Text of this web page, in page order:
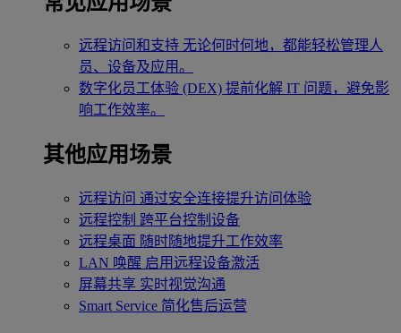
远程访问和支持 无论何时何地，都能轻松管理人
员、设备及应用。
数字化员工体验 (DEX) 提前化解 IT 问题，避免影
响工作效率。
其他应用场景
远程访问 通过安全连接提升访问体验
远程控制 跨平台控制设备
远程桌面 随时随地提升工作效率
LAN 唤醒 启用远程设备激活
屏幕共享 实时视觉沟通
Smart Service 简化售后运营